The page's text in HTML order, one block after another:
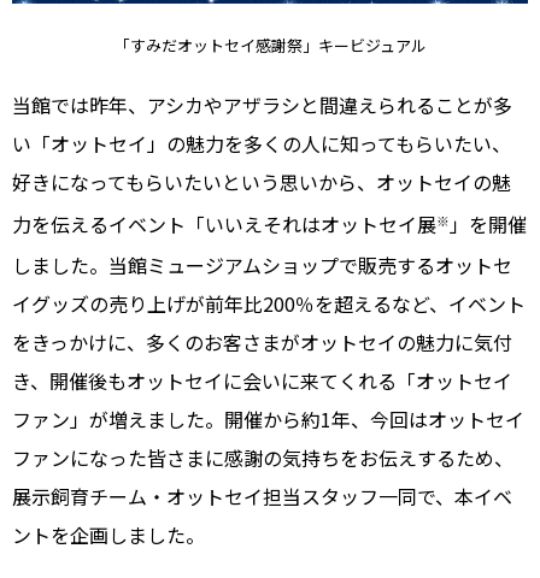
「すみだオットセイ感謝祭」キービジュアル
当館では昨年、アシカやアザラシと間違えられることが多
い「オットセイ」の魅力を多くの人に知ってもらいたい、
好きになってもらいたいという思いから、オットセイの魅
力を伝えるイベント「いいえそれはオットセイ展※」を開催
しました。当館ミュージアムショップで販売するオットセ
イグッズの売り上げが前年比200％を超えるなど、イベント
をきっかけに、多くのお客さまがオットセイの魅力に気付
き、開催後もオットセイに会いに来てくれる「オットセイ
ファン」が増えました。開催から約1年、今回はオットセイ
ファンになった皆さまに感謝の気持ちをお伝えするため、
展示飼育チーム・オットセイ担当スタッフ一同で、本イベ
ントを企画しました。